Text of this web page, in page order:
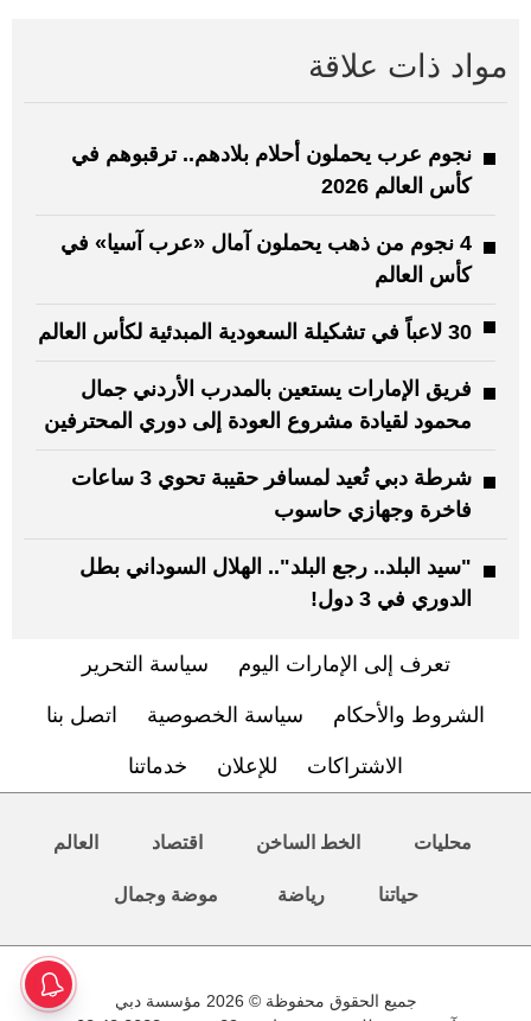
مواد ذات علاقة
نجوم عرب يحملون أحلام بلادهم.. ترقبوهم في
كأس العالم 2026
4 نجوم من ذهب يحملون آمال «عرب آسيا» في
كأس العالم
30 لاعباً في تشكيلة السعودية المبدئية لكأس العالم
فريق الإمارات يستعين بالمدرب الأردني جمال
محمود لقيادة مشروع العودة إلى دوري المحترفين
شرطة دبي تُعيد لمسافر حقيبة تحوي 3 ساعات
فاخرة وجهازي حاسوب
"سيد البلد.. رجع البلد".. الهلال السوداني بطل
الدوري في 3 دول!
تعرف إلى الإمارات اليوم سياسة التحرير
الشروط والأحكام سياسة الخصوصية اتصل بنا
الاشتراكات للإعلان خدماتنا
محليات الخط الساخن اقتصاد العالم
حياتنا رياضة موضة وجمال
جميع الحقوق محفوظة © 2026 مؤسسة دبي